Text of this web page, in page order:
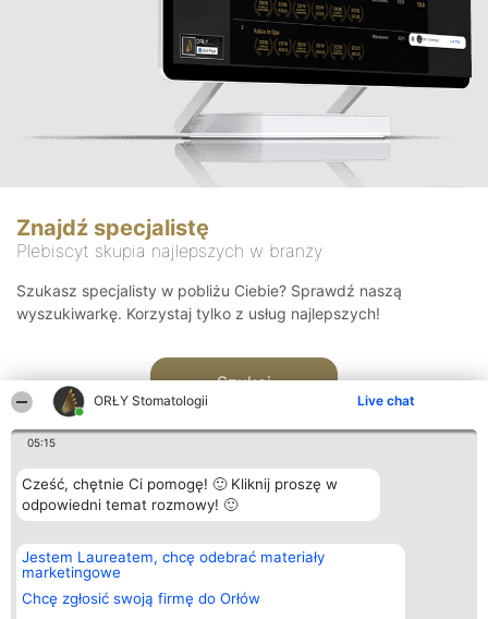
ORŁY Stomatologii Live chat
05:15
Cześć, chętnie Ci pomogę! 🙂 Kliknij proszę w
odpowiedni temat rozmowy! 🙂
Jestem Laureatem, chcę odebrać materiały
marketingowe
Chcę zgłosić swoją firmę do Orłów
Znajdź specjalistę
Plebiscyt skupia najlepszych w branży
Szukasz specjalisty w pobliżu Ciebie? Sprawdź naszą
wyszukiwarkę. Korzystaj tylko z usług najlepszych!
Szukaj
Organizator plebiscytu
Bright Side Solutions sp. z o.
o. sp. k.
ul. Ruska 22
Wrocław 50-079
Plebiscyt
Laureaci
wszystkich
Laureatów
Kontakt
Kontakt